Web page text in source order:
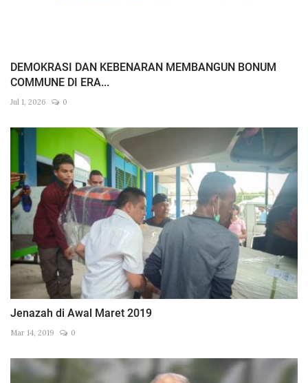
DEMOKRASI DAN KEBENARAN MEMBANGUN BONUM
COMMUNE DI ERA...
Jul 1, 2026 0
Jenazah di Awal Maret 2019
Mar 14, 2019 0